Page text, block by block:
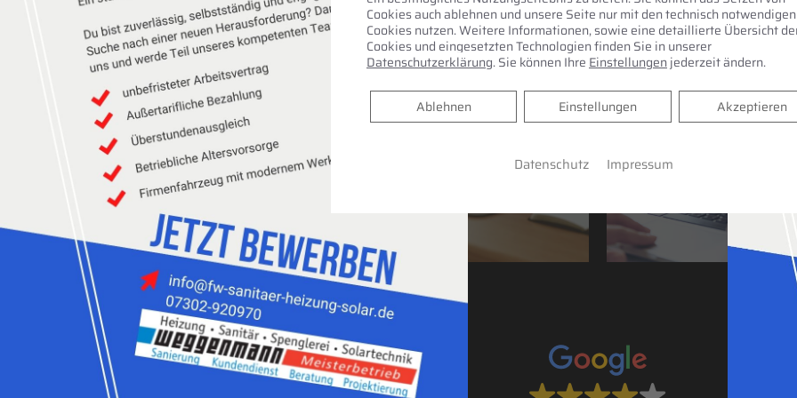
Badplaner
Jetzt kalkulieren
3D Badplaner Resopal-
Cookies auch ablehnen und unsere Seite nur mit den technisch notwendigen
Cookies nutzen. Weitere Informationen, sowie eine detaillierte Übersicht
Cookies und eingesetzten Technologien finden Sie in unserer
Datenschutzerklärung. Sie können Ihre Einstellungenjederzeit ändern.
Akzeptieren
Einstellungen
Ablehnen
Ablehnen
Datenschutz Impressum